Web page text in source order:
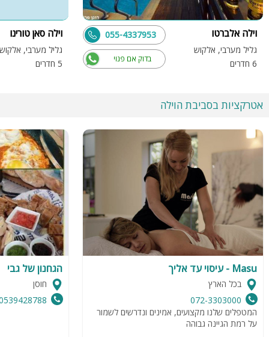
וילה אלברטו
גליל מערבי, אלקוש
6 חדרים
בדוק אם פנוי
055-4337953 וילה סאן טורינו
גליל מערבי, אלקוש
5 חדרים
אטרקציות בסביבת הוילה
Masu - עיסוי עד אליך
בכל הארץ
072-3303000
המטפלים שלנו מקצועים, אמינים ונדרשים לשמור
על רמת הגיינה גבוהה
הגחנון של גבי
חוסן